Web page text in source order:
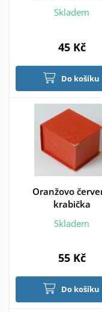
Skladem
45 Kč
Do košíku
Oranžovo
krabička
Skladem
55 Kč
Do košíku